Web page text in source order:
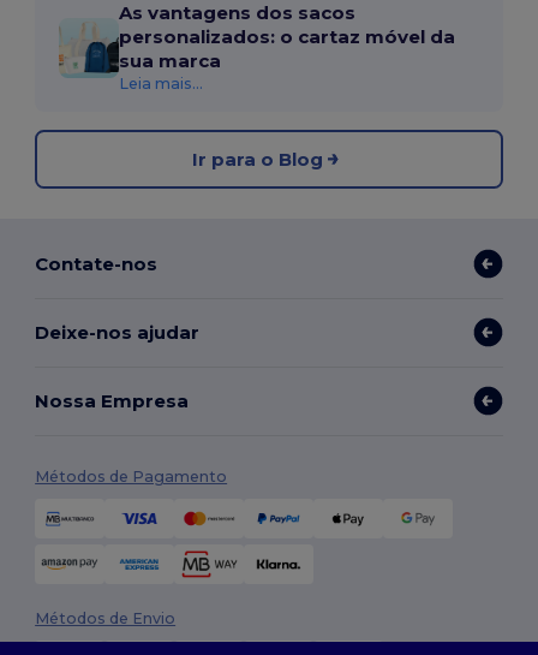
As vantagens dos sacos
personalizados: o cartaz móvel da
sua marca
Leia mais...
Ir para o Blog
Contate-nos
Deixe-nos ajudar
Nossa Empresa
Métodos de Pagamento
Métodos de Envio